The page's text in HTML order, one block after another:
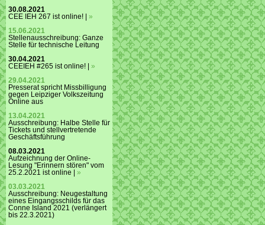
30.08.2021
CEE IEH 267 ist online! | »
15.06.2021
Stellenausschreibung: Ganze
Stelle für technische Leitung
30.04.2021
CEEIEH #265 ist online! | »
29.04.2021
Presserat spricht Missbilligung
gegen Leipziger Volkszeitung
Online aus
13.04.2021
Ausschreibung: Halbe Stelle für
Tickets und stellvertretende
Geschäftsführung
08.03.2021
Aufzeichnung der Online-
Lesung "Erinnern stören" vom
25.2.2021 ist online | »
03.03.2021
Ausschreibung: Neugestaltung
eines Eingangsschilds für das
Conne Island 2021 (verlängert
bis 22.3.2021)